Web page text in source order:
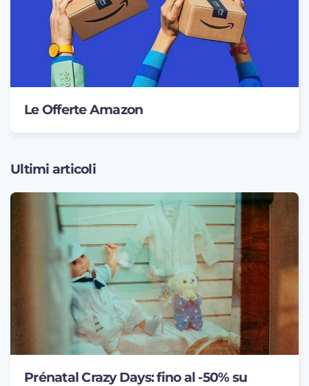
Le Offerte Amazon
Ultimi articoli
Prénatal Crazy Days: fino al -50% su